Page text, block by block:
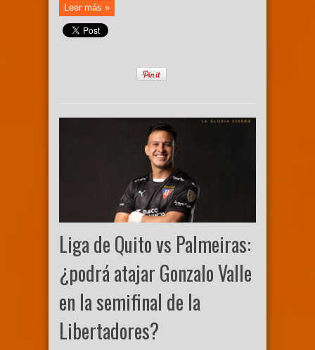
Leer más »
Liga de Quito vs Palmeiras:
¿podrá atajar Gonzalo Valle
en la semifinal de la
Libertadores?